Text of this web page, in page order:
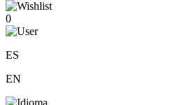
0
ES
EN